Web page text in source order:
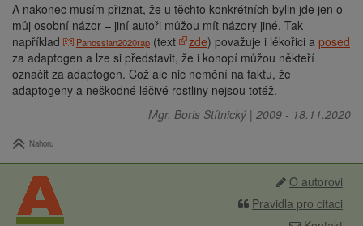
A nakonec musím přiznat, že u těchto konkrétních bylin jde jen o
můj osobní názor – jiní autoři můžou mít názory jiné. Tak
například
Panossian2020rap (text zde) považuje i lékořici a posed
za adaptogen a lze si představit, že i konopí můžou někteří
označit za adaptogen. Což ale nic nemění na faktu, že
adaptogeny a neškodné léčivé rostliny nejsou totéž.
Mgr. Boris Štítnický | 2009 - 18.11.2020
Nahoru
O autorovi
Pravidla pro citaci